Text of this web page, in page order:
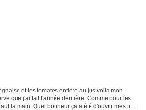
et les tomates entière au jus voila mon
que j'ai fait l'année dernière. Comme pour les
la main. Quel bonheur ça a été d'ouvrir mes pots